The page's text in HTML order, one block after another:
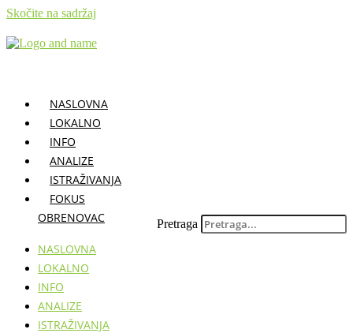
Skočite na sadržaj
NASLOVNA
LOKALNO
INFO
ANALIZE
ISTRAŽIVANJA
FOKUS
OBRENOVAC
NASLOVNA
LOKALNO
INFO
ANALIZE
ISTRAŽIVANJA
Pretraga